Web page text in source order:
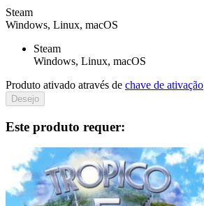
Steam
Windows, Linux, macOS
Steam
Windows, Linux, macOS
Produto ativado através de chave de ativação
Desejo
Este produto requer: